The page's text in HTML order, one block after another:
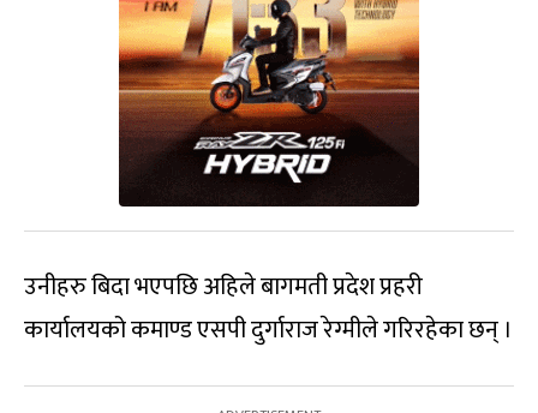
उनीहरु बिदा भएपछि अहिले बागमती प्रदेश प्रहरी
कार्यालयको कमाण्ड एसपी दुर्गाराज रेग्मीले गरिरहेका छन् ।